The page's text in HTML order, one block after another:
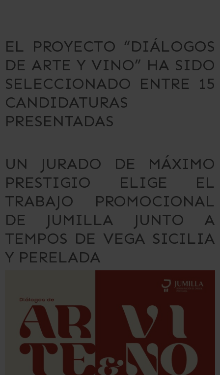
EL PROYECTO “DIÁLOGOS
DE ARTE Y VINO” HA SIDO
SELECCIONADO ENTRE 15
CANDIDATURAS
PRESENTADAS
UN JURADO DE MÁXIMO
PRESTIGIO ELIGE EL
TRABAJO PROMOCIONAL
DE JUMILLA JUNTO A
TEMPOS DE VEGA SICILIA
Y PERELADA